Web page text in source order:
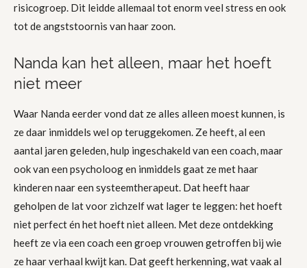
risicogroep. Dit leidde allemaal tot enorm veel stress en ook
tot de angststoornis van haar zoon.
Nanda kan het alleen, maar het hoeft
niet meer
Waar Nanda eerder vond dat ze alles alleen moest kunnen, is
ze daar inmiddels wel op teruggekomen. Ze heeft, al een
aantal jaren geleden, hulp ingeschakeld van een coach, maar
ook van een psycholoog en inmiddels gaat ze met haar
kinderen naar een systeemtherapeut. Dat heeft haar
geholpen de lat voor zichzelf wat lager te leggen: het hoeft
niet perfect én het hoeft niet alleen. Met deze ontdekking
heeft ze via een coach een groep vrouwen getroffen bij wie
ze haar verhaal kwijt kan. Dat geeft herkenning, wat vaak al